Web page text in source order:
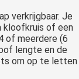
verkrijgbaar. Je
kloofkruis of een
of meerdere (6
lengte en de
om op te letten